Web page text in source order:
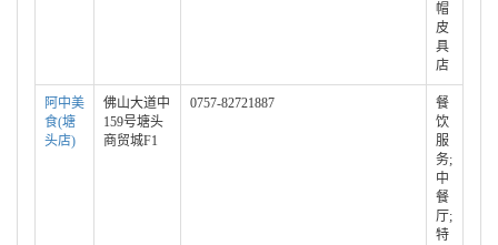
帽
皮
具
店
阿中美
食(塘
头店)
佛山大道中
159号塘头
商贸城F1
0757-82721887
餐
饮
服
务;
中
餐
厅;
特